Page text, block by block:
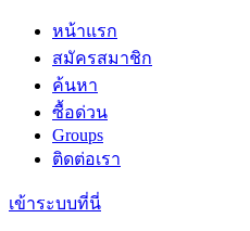
หน้าแรก
สมัครสมาชิก
ค้นหา
ซื้อด่วน
Groups
ติดต่อเรา
เข้าระบบที่นี่